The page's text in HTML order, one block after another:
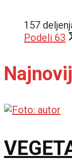
157
Podeli 63